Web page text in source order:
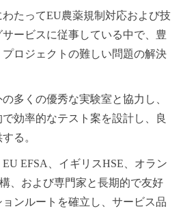
たってEU農薬規制対応および技
ービスに従事している中で、豊
ロジェクトの難しい問題の解決
多くの優秀な実験室と協力し、
効率的なテスト案を設計し、良
る。
EFSA、イギリスHSE、オラン
、および専門家と長期的で友好
ンルートを確立し、サービス品